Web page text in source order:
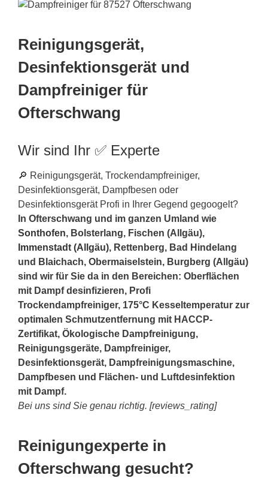
Reinigungsgerät,
Desinfektionsgerät und
Dampfreiniger für
Ofterschwang
Wir sind Ihr ✅ Experte
🔎 Reinigungsgerät, Trockendampfreiniger,
Desinfektionsgerät, Dampfbesen oder
Desinfektionsgerät Profi in Ihrer Gegend gegoogelt?
In Ofterschwang und im ganzen Umland wie
Sonthofen, Bolsterlang, Fischen (Allgäu),
Immenstadt (Allgäu), Rettenberg, Bad Hindelang
und Blaichach, Obermaiselstein, Burgberg (Allgäu)
sind wir für Sie da in den Bereichen: Oberflächen
mit Dampf desinfizieren, Profi
Trockendampfreiniger, 175°C Kesseltemperatur zur
optimalen Schmutzentfernung mit HACCP-
Zertifikat, Ökologische Dampfreinigung,
Reinigungsgeräte, Dampfreiniger,
Desinfektionsgerät, Dampfreinigungsmaschine,
Dampfbesen und Flächen- und Luftdesinfektion
mit Dampf.
Bei uns sind Sie genau richtig. [reviews_rating]
Reinigungexperte in
Ofterschwang gesucht?